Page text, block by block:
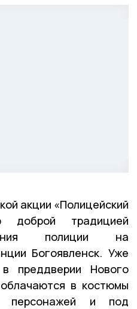
акции «Полицейский
традицией
полиции на
Богоявленск. Уже
в преддверии Нового
в костюмы
персонажей и под